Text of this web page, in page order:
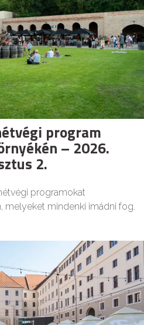
program
– 2026.
2.
programokat
melyeket mindenki imádni fog.